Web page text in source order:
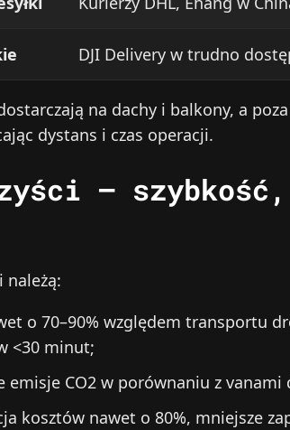
DJI Delivery w trudno
na dachy i balkony, a
dystans i czas operacji.
–
należą:
o 70–90% względem transportu
<30 minut;
emisje CO2 w porównaniu z vanami
kosztów nawet o 80%, mniejsze